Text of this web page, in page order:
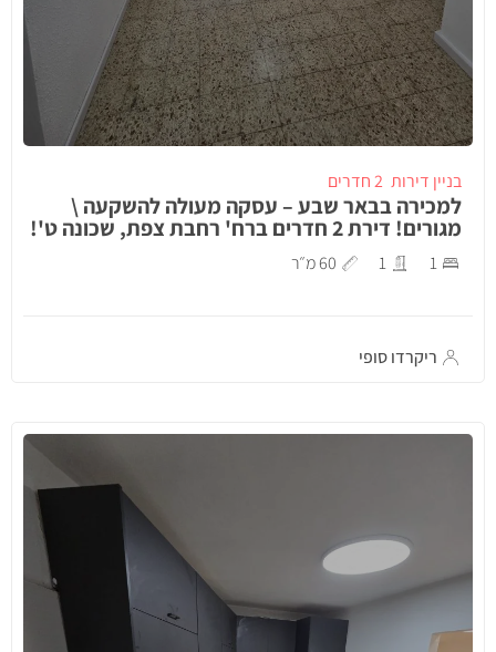
בניין דירות 2 חדרים
למכירה בבאר שבע – עסקה מעולה להשקעה \
מגורים! דירת 2 חדרים ברח' רחבת צפת, שכונה ט'!
1
1 60 מ״ר
ריקרדו סופי